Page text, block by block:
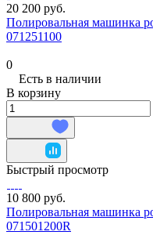
20 200 руб.
Полировальная машинка
071251100
0
Есть в наличии
В корзину
Быстрый просмотр
10 800 руб.
Полировальная машинка
071501200R